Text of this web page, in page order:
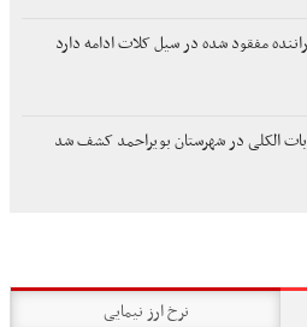
مفقود شده در سیل کلات ادامه دارد
الکلی در شهرستان بویراحمد کشف شد
نرخ ارز نیمایی